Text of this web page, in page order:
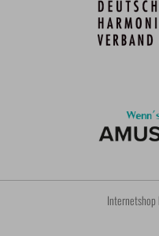
Internetshop